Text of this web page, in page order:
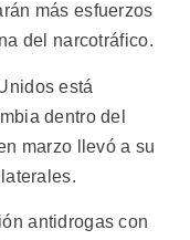
más esfuerzos
del narcotráfico.
está
dentro del
marzo llevó a su
antidrogas con